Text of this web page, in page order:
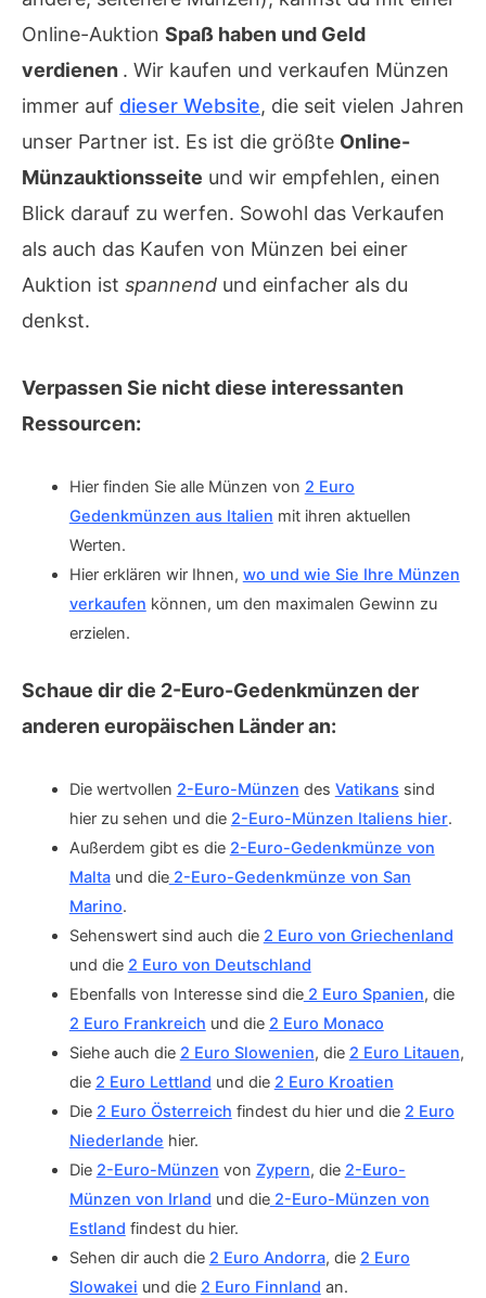
Online-Auktion Spaß haben und Geld
verdienen . Wir kaufen und verkaufen Münzen
immer auf dieser Website, die seit vielen Jahren
unser Partner ist. Es ist die größte Online-
Münzauktionsseite und wir empfehlen, einen
Blick darauf zu werfen. Sowohl das Verkaufen
als auch das Kaufen von Münzen bei einer
Auktion ist spannend und einfacher als du
denkst.
Verpassen Sie nicht diese interessanten
Ressourcen:
Hier finden Sie alle Münzen von 2 Euro
Gedenkmünzen aus Italien mit ihren aktuellen
Werten.
Hier erklären wir Ihnen, wo und wie Sie Ihre Münzen
verkaufen können, um den maximalen Gewinn zu
erzielen.
Schaue dir die 2-Euro-Gedenkmünzen der
anderen europäischen Länder an:
Die wertvollen 2-Euro-Münzen des Vatikans sind
hier zu sehen und die 2-Euro-Münzen Italiens hier.
Außerdem gibt es die 2-Euro-Gedenkmünze von
Maltaund die2-Euro-Gedenkmünze von San
Marino.
Sehenswert sind auch die 2 Euro von Griechenland
und die 2 Euro von Deutschland
Ebenfalls von Interesse sind die2 Euro Spanien, die
2 Euro Frankreich und die 2 Euro Monaco
Siehe auch die 2 Euro Slowenien, die 2 Euro Litauen,
die 2 Euro Lettland und die 2 Euro Kroatien
Die 2 Euro Österreich findest du hier und die 2 Euro
Niederlande hier.
Die 2-Euro-Münzen von Zypern, die 2-Euro-
Münzen von Irland und die2-Euro-Münzen von
Estland findest du hier.
Sehen dir auch die 2 Euro Andorra, die 2 Euro
Slowakei und die 2 Euro Finnland an.